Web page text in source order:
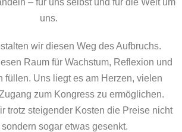
– für uns selbst und für die Welt um
uns.
wir diesen Weg des Aufbruchs.
Raum für Wachstum, Reflexion und
füllen. Uns liegt es am Herzen, vielen
zum Kongress zu ermöglichen.
trotz steigender Kosten die Preise nicht
sogar etwas gesenkt.